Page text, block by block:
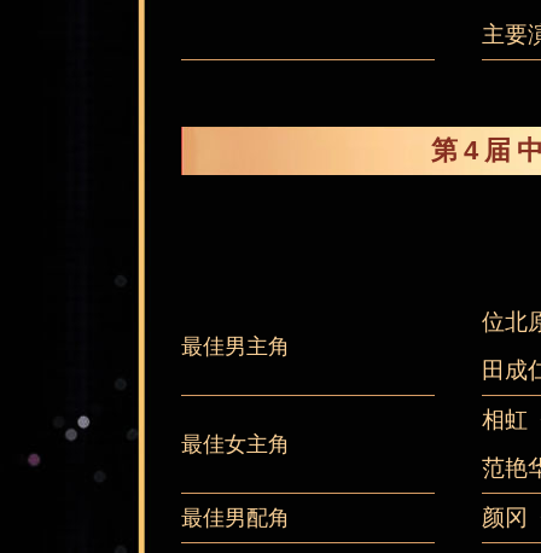
主要
第4届
最佳男主角
位北
田成
最佳女主角
相虹
范艳
最佳男配角 颜冈